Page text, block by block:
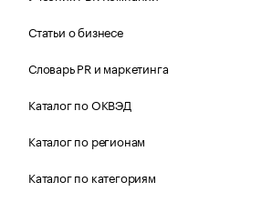
Статьи о бизнесе
Словарь PR и маркетинга
Каталог по ОКВЭД
Каталог по регионам
Каталог по категориям